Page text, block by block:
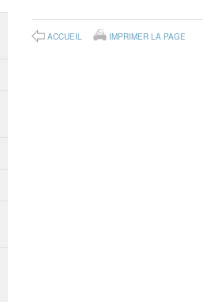
ACCUEIL IMPRIMER LA PAGE